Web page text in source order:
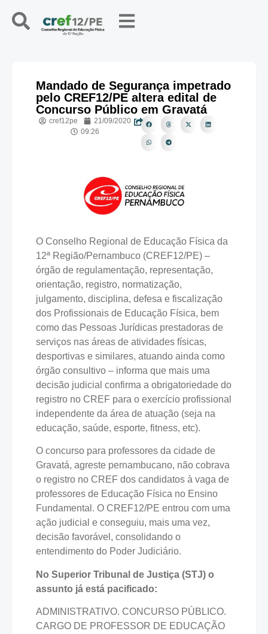
Mandado de Segurança impetrado
pelo CREF12/PE altera edital de
Concurso Público em Gravatá
cref12pe
21/09/2020
09:26
O Conselho Regional de Educação Física da
12ª Região/Pernambuco (CREF12/PE) –
órgão de regulamentação, representação,
orientação, registro, normatização,
julgamento, disciplina, defesa e fiscalização
dos Profissionais de Educação Física, bem
como das Pessoas Jurídicas prestadoras de
serviços nas áreas de atividades físicas,
desportivas e similares, atuando ainda como
órgão consultivo – informa que mais uma
decisão judicial confirma a obrigatoriedade do
registro no CREF para o exercício profissional
independente da área de atuação (seja na
educação, saúde, esporte, fitness, etc).
O concurso para professores da cidade de
Gravatá, agreste pernambucano, não cobrava
o registro no CREF dos candidatos à vaga de
professores de Educação Física no Ensino
Fundamental. O CREF12/PE entrou com uma
ação judicial e conseguiu, mais uma vez,
decisão favorável, consolidando o
entendimento do Poder Judiciário.
No Superior Tribunal de Justiça (STJ) o
assunto já está pacificado:
ADMINISTRATIVO. CONCURSO PÚBLICO.
CARGO DE PROFESSOR DE EDUCAÇÃO